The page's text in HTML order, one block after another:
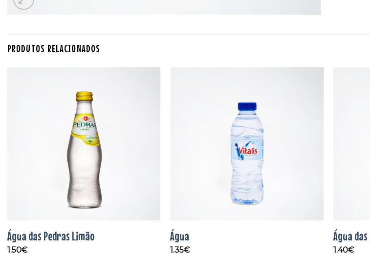
PRODUTOS RELACIONADOS
Água das Pedras Limão
1.50€
Água
1.35€
Água
1.40€